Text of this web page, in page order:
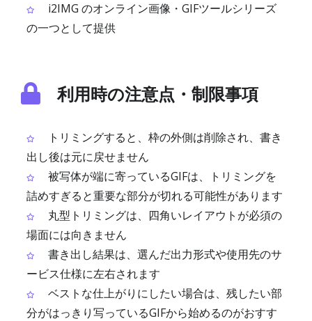
i2IMG のオンライン画像・GIFツールシリーズ
の一つとして提供
利用時の注意点・制限事項
トリミングすると、枠の外側は削除され、書き
出し後は元に戻せません
被写体が端に寄っているGIFは、トリミングを
詰めすぎると重要な部分が切れる可能性があります
丸型トリミングは、四角いレイアウトが必須の
場面には向きません
書き出し結果は、選んだ出力形式や使用先のサ
ービス仕様に左右されます
ベストな仕上がりにしたい場合は、残したい部
分がはっきり写っているGIFから始めるのがおすす